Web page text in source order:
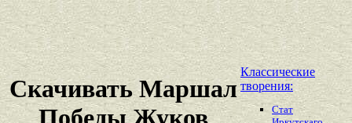
Скачивать Маршал
Классические
творения:
Стат